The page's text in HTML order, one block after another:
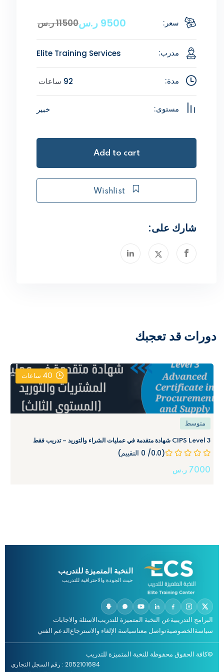
سعر: 11500ر.س 9500 ر.س
مدرب: Elite Training Services
مدة: 92 ساعات
مستوى: خبير
Add to cart
شارك على:
دورات قد تعجبك
40 ساعات
متوسط
CIPS Level 3 شهادة متقدمة في عمليات الشراء والتوريد – تدريب فقط
(0.0/ 0 التقييم)
7000 ر.س
النخبة المتميزة للتدريب
حيث الجودة والاحترافية للتدريب
البرامج التدريبيةعن النخبة المتميزة للتدريبالاسئلة والاجابات
سياسةالخصوصيةتواصل معناسياسة الإلغاء والاسترجاعالدعم الفني
©كافة الحقوق محفوظة للنخبة المتميزة للتدريب
2052101684 : رقم السجل التجاري